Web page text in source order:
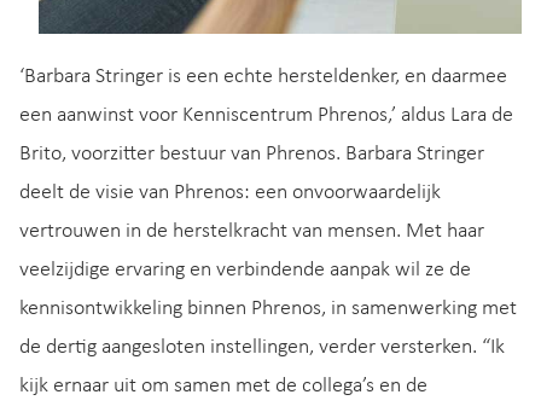
‘Barbara Stringer is een echte hersteldenker, en daarmee
een aanwinst voor Kenniscentrum Phrenos,’ aldus Lara de
Brito, voorzitter bestuur van Phrenos. Barbara Stringer
deelt de visie van Phrenos: een onvoorwaardelijk
vertrouwen in de herstelkracht van mensen. Met haar
veelzijdige ervaring en verbindende aanpak wil ze de
kennisontwikkeling binnen Phrenos, in samenwerking met
de dertig aangesloten instellingen, verder versterken. “Ik
kijk ernaar uit om samen met de collega’s en de